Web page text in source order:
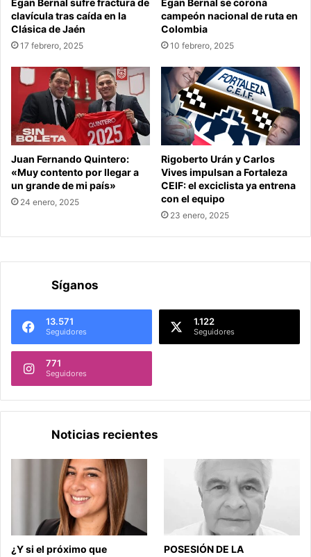
Egan Bernal sufre fractura de
clavícula tras caída en la
Clásica de Jaén
17 febrero, 2025
Egan Bernal se corona
campeón nacional de ruta en
Colombia
10 febrero, 2025
Juan Fernando Quintero:
«Muy contento por llegar a
un grande de mi país»
24 enero, 2025
Rigoberto Urán y Carlos
Vives impulsan a Fortaleza
CEIF: el exciclista ya entrena
con el equipo
23 enero, 2025
Síganos
13.571
Seguidores
1.122
Seguidores
771
Seguidores
Noticias recientes
¿Y si el próximo que
POSESIÓN DE LA